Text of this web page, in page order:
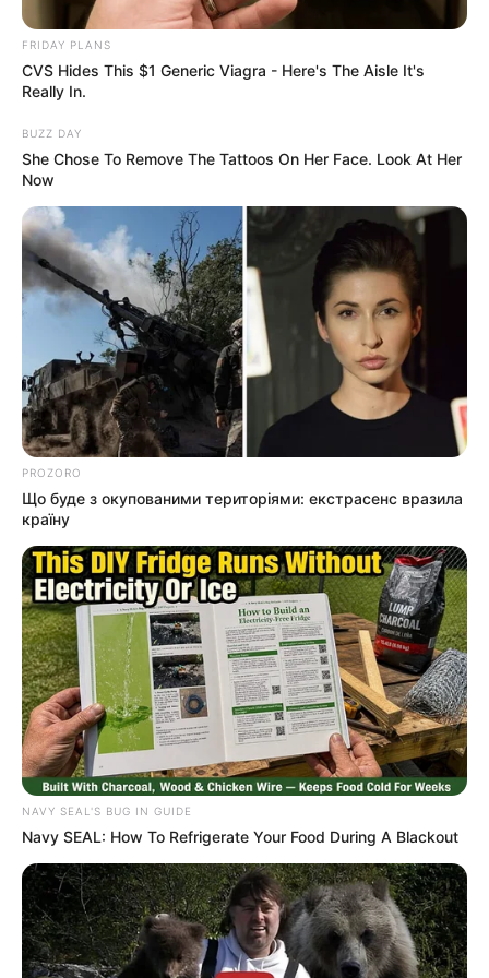
підозри отримали екскерівники Мукачівського
ТЦК
психологічної підтримки (фото)
Катування, кайданки та незаконне утримання
людей: працівника Ужгородського ТЦК
судитимуть, дії ще двох його колег розслідує ДБР
(відео)
Категорії
Без рубрики
Гарячi
Культура
Нам пишуть
Партнерські матеріали
Події
Політика
Спорт
Схеми
[wp-rss-aggregator id="2"]
FRIDAY PLANS
CVS Hides This $1 Generic Viagra - Here's The Aisle It's
Really In.
BUZZ DAY
She Chose To Remove The Tattoos On Her Face. Look At Her
Now
PROZORO
Що буде з окупованими територіями: екстрасенс вразила
країну
NAVY SEAL'S BUG IN GUIDE
Navy SEAL: How To Refrigerate Your Food During A Blackout